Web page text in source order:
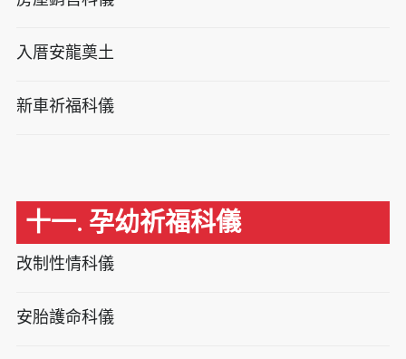
入厝安龍奠土
新車祈福科儀
十一. 孕幼祈福科儀
改制性情科儀
安胎護命科儀